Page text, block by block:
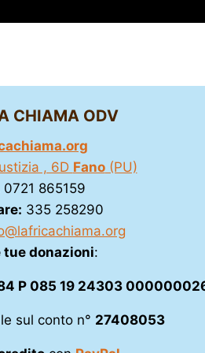
CHIAMA ODV
, 6D Fano(PU)
0721 865159
335 258290
tue donazioni:
P 085 19 24303
sul conto n° 27408053